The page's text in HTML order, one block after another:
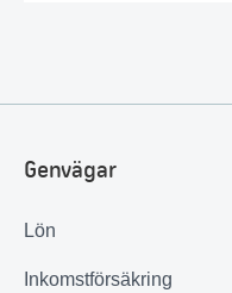
Genvägar
Lön
Inkomstförsäkring